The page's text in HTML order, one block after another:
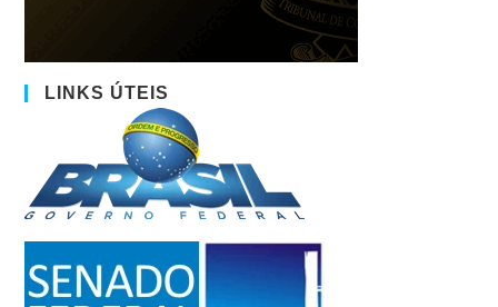
LINKS ÚTEIS